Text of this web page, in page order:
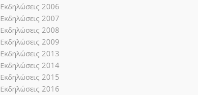
Εκδηλώσεις 2006
Εκδηλώσεις 2007
Εκδηλώσεις 2008
Εκδηλώσεις 2009
Εκδηλώσεις 2013
Εκδηλώσεις 2014
Εκδηλώσεις 2015
Εκδηλώσεις 2016